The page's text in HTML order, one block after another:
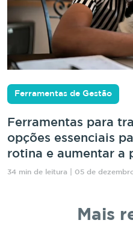
Ferramentas de Gestão
Ferramentas para
opções essenciais
rotina e aumentar a
34 min de leitura | 05 de
Mais